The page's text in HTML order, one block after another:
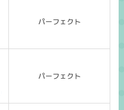
パーフェクト
パーフェクト